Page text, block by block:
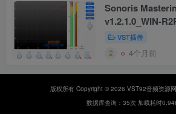
Sonoris
v1.2.1.0_WIN-
VST插件
4个月前
版权所有 Copyright © 2026 VST92音频资源
数据库查询：35次 加载耗时